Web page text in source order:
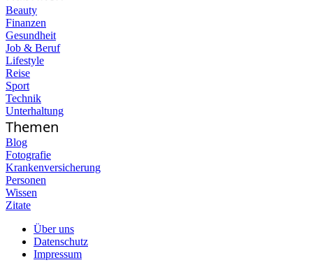
Beauty
Finanzen
Gesundheit
Job & Beruf
Lifestyle
Reise
Sport
Technik
Unterhaltung
Themen
Blog
Fotografie
Krankenversicherung
Personen
Wissen
Zitate
Über uns
Datenschutz
Impressum